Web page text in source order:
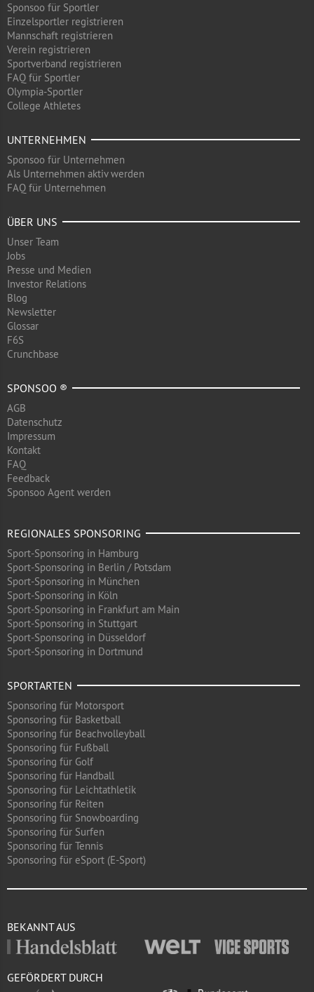
Sponsoo für Sportler
Einzelsportler registrieren
Mannschaft registrieren
Verein registrieren
Sportverband registrieren
FAQ für Sportler
Olympia-Sportler
College Athletes
UNTERNEHMEN
Sponsoo für Unternehmen
Als Unternehmen aktiv werden
FAQ für Unternehmen
ÜBER UNS
Unser Team
Jobs
Presse und Medien
Investor Relations
Blog
Newsletter
Glossar
F6S
Crunchbase
SPONSOO ®
AGB
Datenschutz
Impressum
Kontakt
FAQ
Feedback
Sponsoo Agent werden
REGIONALES SPONSORING
Sport-Sponsoring in Hamburg
Sport-Sponsoring in Berlin / Potsdam
Sport-Sponsoring in München
Sport-Sponsoring in Köln
Sport-Sponsoring in Frankfurt am Main
Sport-Sponsoring in Stuttgart
Sport-Sponsoring in Düsseldorf
Sport-Sponsoring in Dortmund
SPORTARTEN
Sponsoring für Motorsport
Sponsoring für Basketball
Sponsoring für Beachvolleyball
Sponsoring für Fußball
Sponsoring für Golf
Sponsoring für Handball
Sponsoring für Leichtathletik
Sponsoring für Reiten
Sponsoring für Snowboarding
Sponsoring für Surfen
Sponsoring für Tennis
Sponsoring für eSport (E-Sport)
BEKANNT AUS
GEFÖRDERT DURCH